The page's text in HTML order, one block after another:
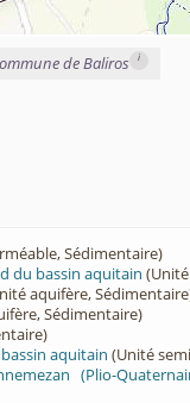
de Baliros i
Sédimentaire)
du bassin aquitain
aquifère,
Sédimentaire)
aquitain (Unité
(Plio-